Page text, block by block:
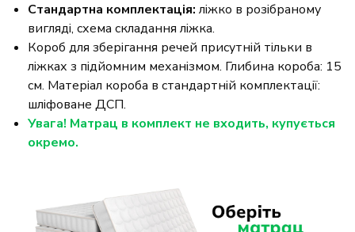
Стандартна комплектація: ліжко в розібраному
вигляді, схема складання ліжка.
Короб для зберігання речей присутній тільки в
ліжках з підйомним механізмом. Глибина короба: 15
см. Матеріал короба в стандартній комплектації:
шліфоване ДСП.
Увага! Матрац в комплект не входить, купується
окремо.